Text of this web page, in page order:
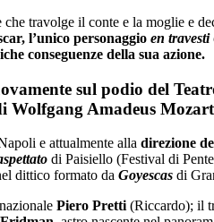
che travolge il conte e la moglie e
l’unico personaggio en travesti
conseguenze della sua azione.
sul podio del
Wolfgang Amadeus
e attualmente alla direzione
di Paisiello (Festival di
dittico formato da Goyescas di
Piero Pretti (Riccardo); il